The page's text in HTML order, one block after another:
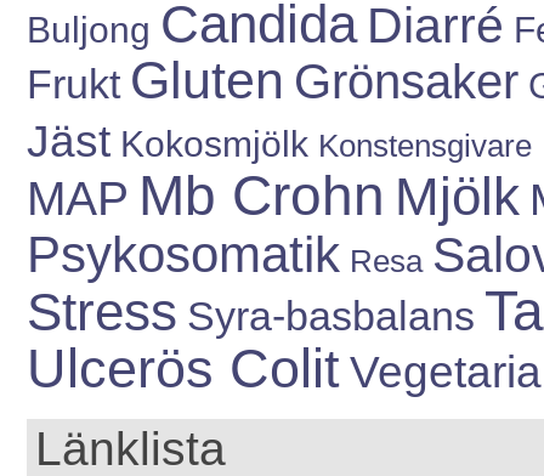
Buljong Candida Diarré
Frukt Gluten Grönsaker
Jäst Kokosmjölk Konstensgivare
MAP Mb Crohn Mjölk
Psykosomatik Resa
Stress Syra-basbalans
Ulcerös Colit
Länklista